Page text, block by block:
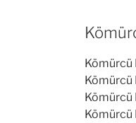
Kömürcü
Kömürcü
Kömürcü
Kömürcü